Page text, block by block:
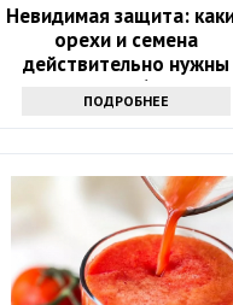
Невидимая защита:
орехи и семена
действительно нужны
после 60?
ПОДРОБНЕЕ